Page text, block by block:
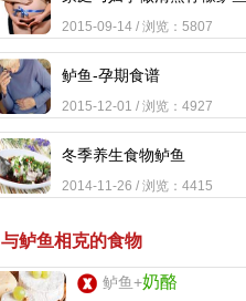
2015-09-14 / 浏览：5807
鲈鱼-孕期食谱
2015-12-01 / 浏览：4927
冬季养生食物鲈鱼
2014-11-26 / 浏览：4415
与鲈鱼相克的食物
鲈鱼+奶酪